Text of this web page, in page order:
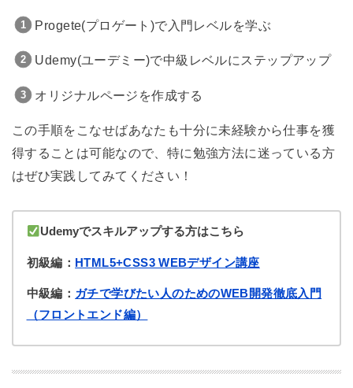
Progete(プロゲート)で入門レベルを学ぶ
Udemy(ユーデミー)で中級レベルにステップアップ
オリジナルページを作成する
この手順をこなせばあなたも十分に未経験から仕事を獲
得することは可能なので、特に勉強方法に迷っている方
はぜひ実践してみてください！
Udemyでスキルアップする方はこちら
初級編： HTML5+CSS3 WEBデザイン講座
中級編： ガチで学びたい人のためのWEB開発徹底入門
（フロントエンド編）